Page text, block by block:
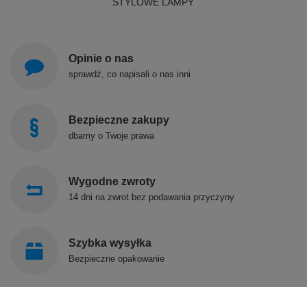
Opinie o nas
sprawdź, co napisali o nas inni
Bezpieczne zakupy
dbamy o Twoje prawa
Wygodne zwroty
14 dni na zwrot bez podawania przyczyny
Szybka wysyłka
Bezpieczne opakowanie